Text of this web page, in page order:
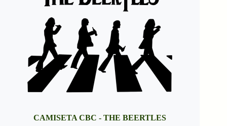
CAMISETA CBC - THE BEERTLES